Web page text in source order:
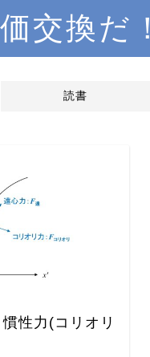
交換だ！
読書
性力(コリオリ